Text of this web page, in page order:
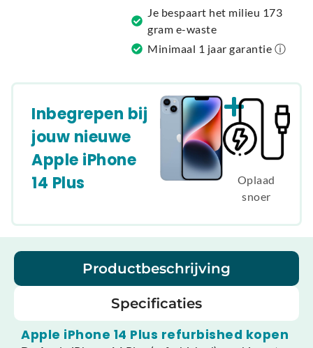
Je bespaart het milieu 173
gram e-waste
Minimaal 1 jaar garantie ⓘ
Inbegrepen bij
jouw nieuwe
Apple iPhone
14 Plus
Oplaad
snoer
Productbeschrijving
Specificaties
Apple iPhone 14 Plus refurbished kopen